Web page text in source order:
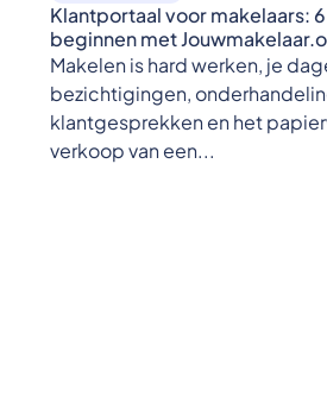
Klantportaal voor makelaars:
beginnen met
Makelen is hard werken, je
bezichtigingen,
klantgesprekken en het
verkoop van een...